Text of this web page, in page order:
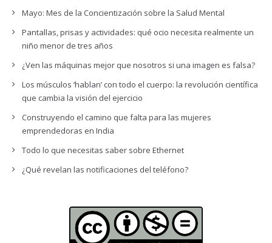
Mayo: Mes de la Concientización sobre la Salud Mental
Pantallas, prisas y actividades: qué ocio necesita realmente un
niño menor de tres años
¿Ven las máquinas mejor que nosotros si una imagen es falsa?
Los músculos ‘hablan’ con todo el cuerpo: la revolución científica
que cambia la visión del ejercicio
Construyendo el camino que falta para las mujeres
emprendedoras en India
Todo lo que necesitas saber sobre Ethernet
¿Qué revelan las notificaciones del teléfono?